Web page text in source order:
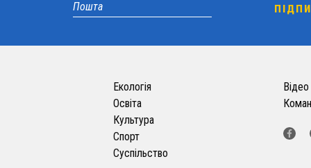
Екологія
Освіта
Культура
Спорт
Суспільство
Відео